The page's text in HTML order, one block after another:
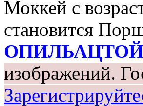
Моккей с
становится
ОПИЛЬАЦТОЙ
изображений.